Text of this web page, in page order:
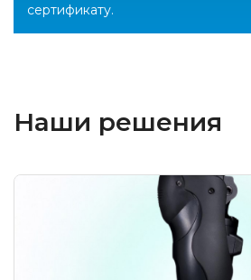
сертификату.
Наши решения